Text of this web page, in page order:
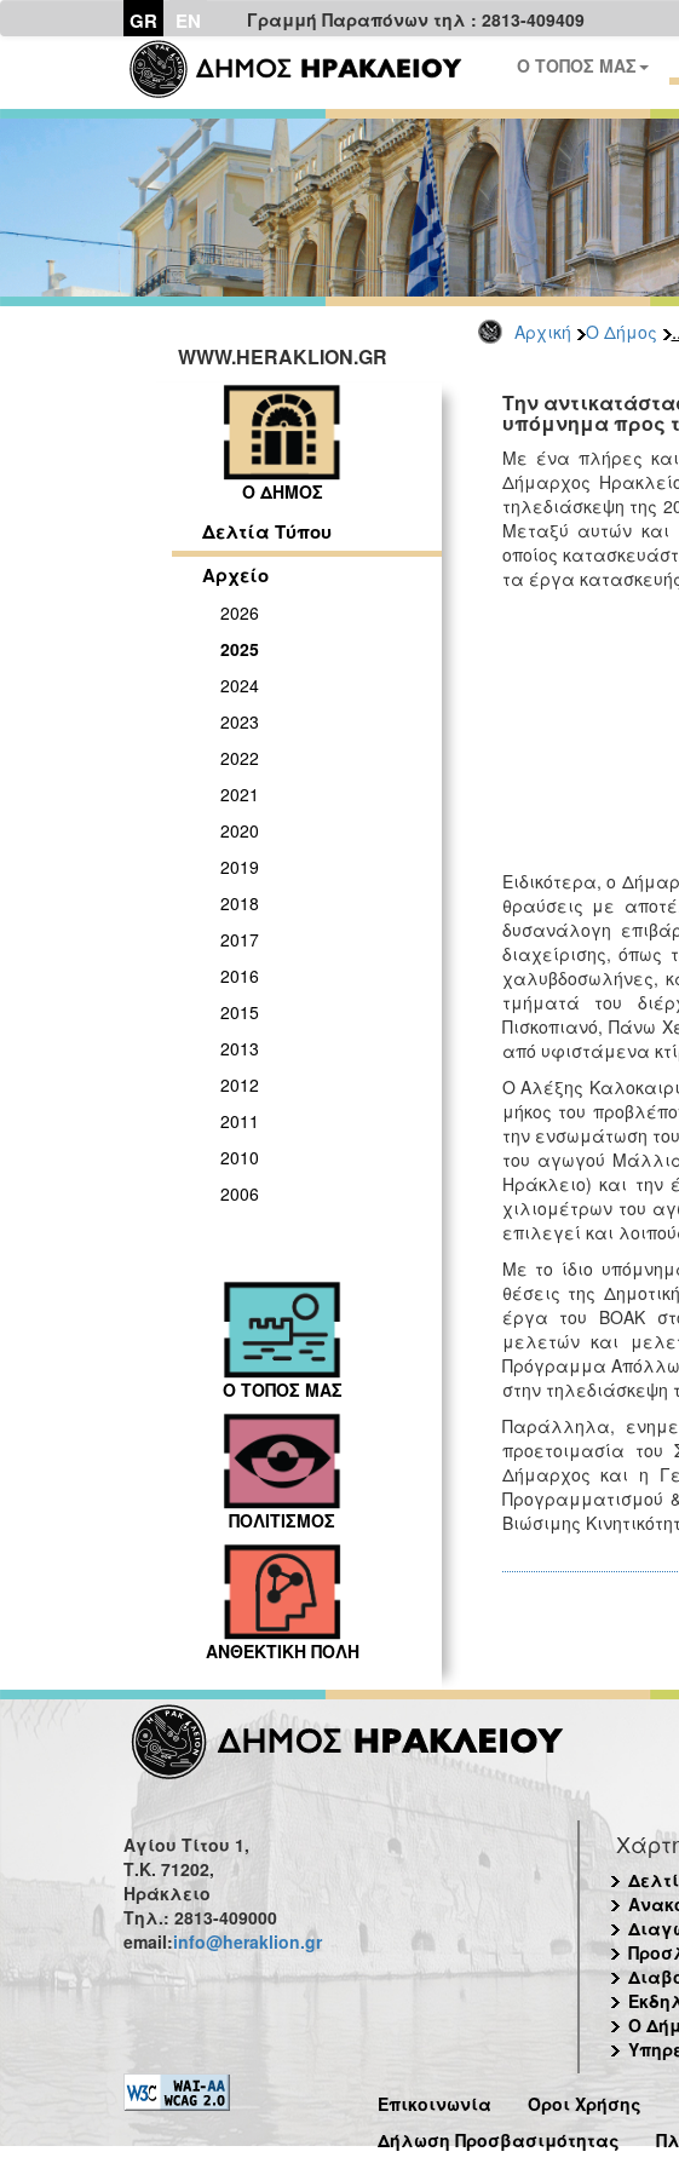
GR EN Γραμμή Παραπόνων τηλ : 2813-409409
Ο ΤΟΠΟΣ ΜΑΣ
Αρχική Ο Δήμος
WWW.HERAKLION.GR
Ο ΔΗΜΟΣ
Δελτία Τύπου
Αρχείο
2026
2025
2024
2023
2022
2021
2020
2019
2018
2017
2016
2015
2013
2012
2011
2010
2006
Ο ΤΟΠΟΣ ΜΑΣ
ΠΟΛΙΤΙΣΜΟΣ
ΑΝΘΕΚΤΙΚΗ ΠΟΛΗ
Την
υπόμνημα προς
Με ένα πλήρες
Δήμαρχος
τηλεδιάσκεψη της
Μεταξύ αυτών και
οποίος
τα έργα
Ειδικότερα, ο
θραύσεις με
δυσανάλογη
διαχείρισης,
χαλυβδοσωλήνες,
τμήματά του
Πισκοπιανό, Πάνω
από υφιστάμενα
Ο Αλέξης
μήκος του
την ενσωμάτωση
του αγωγού
Ηράκλειο) και την
χιλιομέτρων του
επιλεγεί και
Με το ίδιο
θέσεις της
έργα του ΒΟΑΚ
μελετών και
Πρόγραμμα
στην τηλεδιάσκεψη
Παράλληλα,
προετοιμασία
Δήμαρχος και η
Προγραμματισμού
Βιώσιμης
Αγίου Τίτου 1,
Τ.Κ. 71202,
Ηράκλειο
Τηλ.: 2813-409000
email:info@heraklion.gr
Ο
Επικοινωνία
Όροι Χρήσης
Δήλωση Προσβασιμότητας